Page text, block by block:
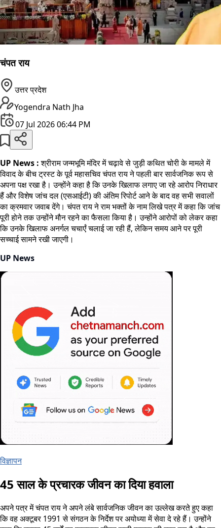
चंपत राय
उत्तर प्रदेश
Yogendra Nath Jha
07 Jul 2026 06:44 PM
UP News :श्रीराम जन्मभूमि मंदिर में चढ़ावे से जुड़ी कथित चोरी के मामले में
विवाद के बीच ट्रस्ट के पूर्व महासचिव चंपत राय ने पहली बार सार्वजनिक रूप से
अपना पक्ष रखा है। उन्होंने कहा है कि उनके खिलाफ लगाए जा रहे आरोप निराधार
हैं और विशेष जांच दल (एसआईटी) की अंतिम रिपोर्ट आने के बाद वह सभी सवालों
का क्रमवार जवाब देंगे। चंपत राय ने राम भक्तों के नाम लिखे पत्र में कहा कि जांच
पूरी होने तक उन्होंने मौन रहने का फैसला किया है। उन्होंने आरोपों को लेकर कहा
कि उनके खिलाफ अनर्गल चचार्एं चलाई जा रही हैं, लेकिन समय आने पर पूरी
सच्चाई सामने रखी जाएगी।
UP News
विज्ञापन
45 साल के प्रचारक जीवन का दिया हवाला
अपने पत्र में चंपत राय ने अपने लंबे सार्वजनिक जीवन का उल्लेख करते हुए कहा
कि वह अक्टूबर 1991 से संगठन के निर्देश पर अयोध्या में सेवा दे रहे हैं। उन्होंने